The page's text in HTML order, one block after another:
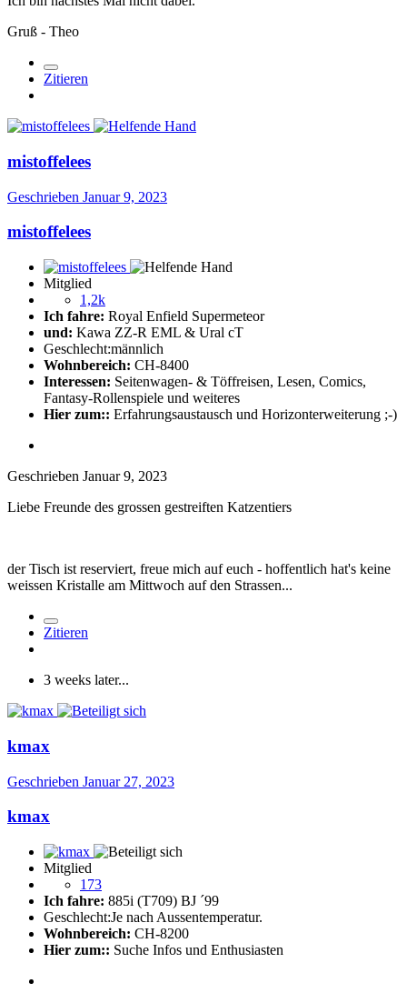
Gruß - Theo
Zitieren
mistoffelees
Geschrieben Januar 9, 2023
mistoffelees
Mitglied
1,2k
Ich fahre: Royal Enfield Supermeteor
und: Kawa ZZ-R EML & Ural cT
Geschlecht:männlich
Wohnbereich: CH-8400
Interessen: Seitenwagen- & Töffreisen, Lesen, Comics,
Fantasy-Rollenspiele und weiteres
Hier zum:: Erfahrungsaustausch und Horizonterweiterung ;-)
Geschrieben Januar 9, 2023
Liebe Freunde des grossen gestreiften Katzentiers
der Tisch ist reserviert, freue mich auf euch - hoffentlich hat's keine
weissen Kristalle am Mittwoch auf den Strassen...
Zitieren
3 weeks later...
kmax
Geschrieben Januar 27, 2023
kmax
Mitglied
173
Ich fahre: 885i (T709) BJ ´99
Geschlecht:Je nach Aussentemperatur.
Wohnbereich: CH-8200
Hier zum:: Suche Infos und Enthusiasten